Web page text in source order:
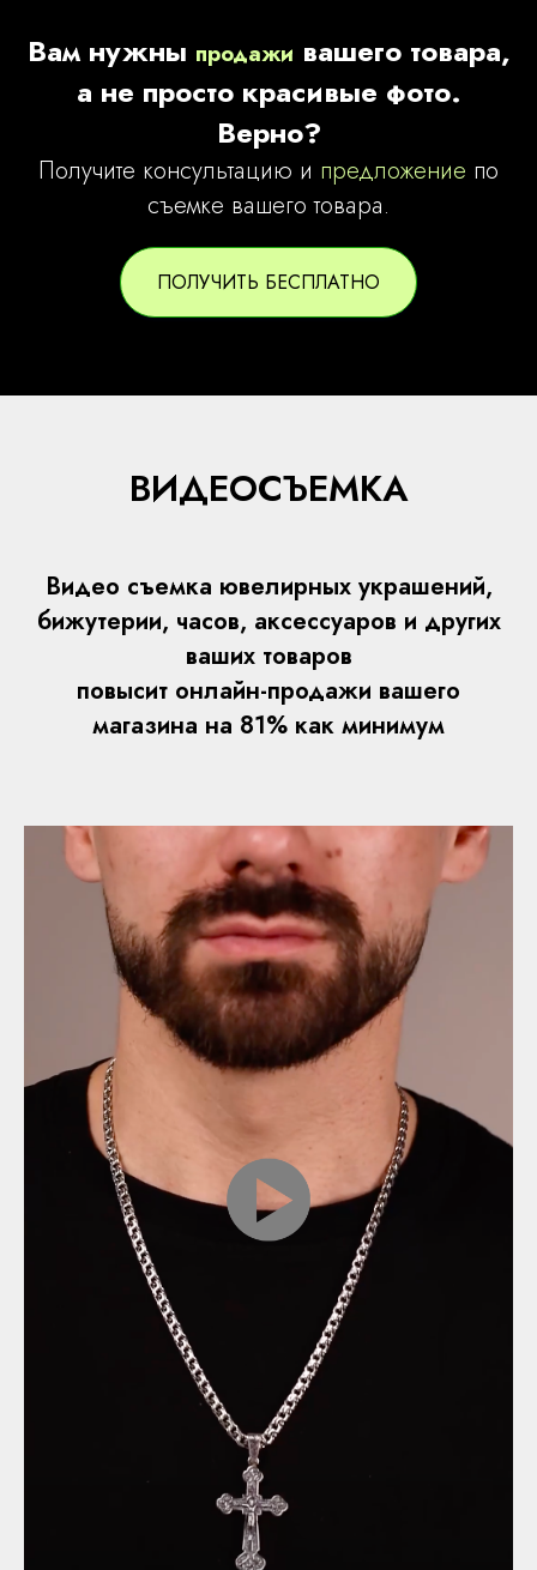
Вам нужны продажи вашего товара,
а не просто красивые фото.
Верно?
Получите консультацию и предложение по
съемке вашего товара.
ПОЛУЧИТЬ БЕСПЛАТНО
ВИДЕОСЪЕМКА
Видео съемка ювелирных украшений,
бижутерии, часов, аксессуаров и других
ваших товаров
повысит онлайн-продажи вашего
магазина на 81% как минимум